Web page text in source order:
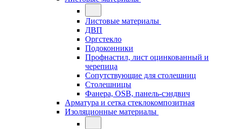
Листовые материалы
ДВП
Оргстекло
Подоконники
Профнастил, лист оцинкованный и
черепица
Сопутствующие для столешниц
Столешницы
Фанера, OSB, панель-сэндвич
Арматура и сетка стеклокомпозитная
Изоляционные материалы